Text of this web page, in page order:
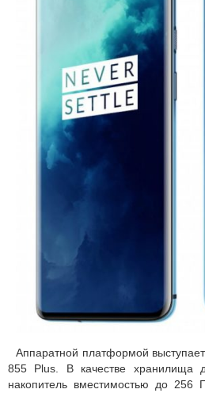
Аппаратной платформой
855 Plus. В качестве хранилища
накопитель вместимостью до